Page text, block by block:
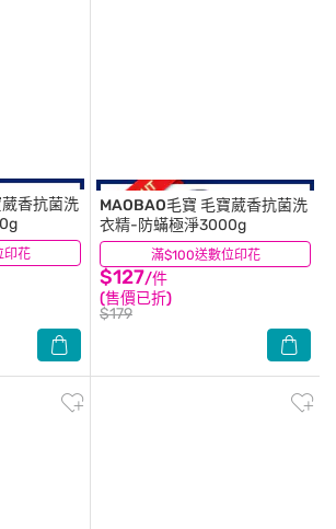
印花
香抗菌洗
滿$100送數位印花
MAOBAO毛寶 毛寶葳香抗菌洗
衣精-防蟎極淨3000g
$127/件
(售價已折)
$179
(5)